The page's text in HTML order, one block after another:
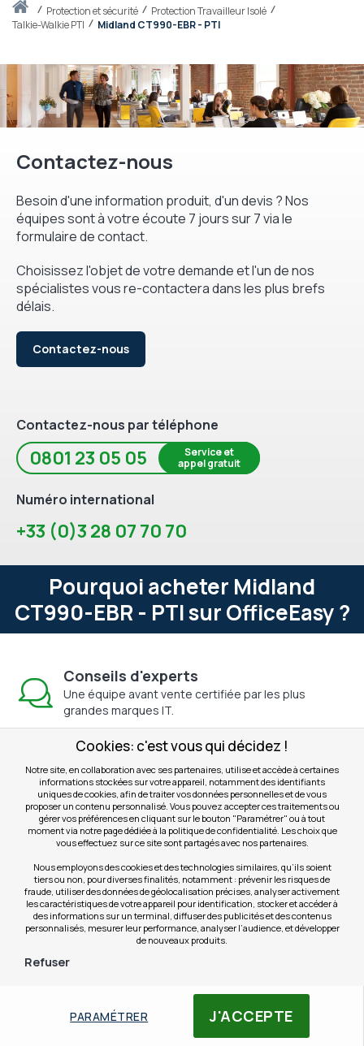
Accueilprotection et sécurité
Protection Travailleur Isolé
Talkie-Walkie PTI
Midland CT990-EBR - PTI
J'ACCEPTE
PARAMÉTRER
Cookies: c'est vous qui décidez !
Notre site, en collaboration avec ses partenaires, utilise et accède à certaines
informations stockées sur votre appareil, notamment des identifiants
uniques de cookies, afin de traiter vos données personnelles et de vous
proposer un contenu personnalisé. Vous pouvez accepter ces traitements ou
gérer vos préférences en cliquant sur le bouton "Paramétrer" ou à tout
moment via notre page dédiée à la politique de confidentialité. Les choix que
vous effectuez sur ce site sont partagés avec nos partenaires.
Nous employons des cookies et des technologies similaires, qu’ils soient
tiers ou non, pour diverses finalités, notamment : prévenir les risques de
fraude, utiliser des données de géolocalisation précises, analyser activement
les caractéristiques de votre appareil pour identification, stocker et accéder à
des informations sur un terminal, diffuser des publicités et des contenus
personnalisés, mesurer leur performance, analyser l’audience, et développer
de nouveaux produits.
Refuser
Contactez-nous
Besoin d'une information produit, d'un devis ? Nos
équipes sont à votre écoute 7 jours sur 7 via le
formulaire de contact.
Choisissez l'objet de votre demande et l'un de nos
spécialistes vous re-contactera dans les plus brefs
délais.
Contactez-nous
Contactez-nous par téléphone
0801 23 05 05
Service et
appel gratuit
Numéro international
+33 (0)3 28 07 70 70
Pourquoi acheter Midland
CT990-EBR - PTI sur OfficeEasy ?
Conseils d'experts
Une équipe avant vente certifiée par les plus
grandes marques IT.
Meilleurs prix
Des prix bas toute l'année sur 5000 références
produits.
Livraison express
3 modes de livraison au choix en 24/48H sur les
14 jours d'essai
Valables sur l'ensemble des produits éligibles
(consultez nos CGV).
Devis gratuit